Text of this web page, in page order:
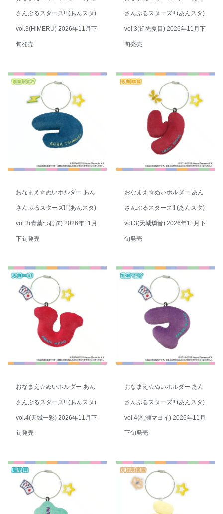
さんぶるスターズ!! (あんスタ)
vol.3(HiMERU) 2026年11月下
旬発売
さんぶるスターズ!! (あんスタ)
vol.3(逆先夏目) 2026年11月下
旬発売
おなまえ☆ぬいホルダー あん
さんぶるスターズ!! (あんスタ)
vol.3(青葉つむぎ) 2026年11月
下旬発売
おなまえ☆ぬいホルダー あん
さんぶるスターズ!! (あんスタ)
vol.3(天城燐音) 2026年11月下
旬発売
おなまえ☆ぬいホルダー あん
さんぶるスターズ!! (あんスタ)
vol.4(天城一彩) 2026年11月下
旬発売
おなまえ☆ぬいホルダー あん
さんぶるスターズ!! (あんスタ)
vol.4(礼瀬マヨイ) 2026年11月
下旬発売